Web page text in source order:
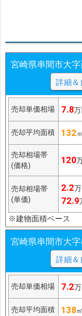
宮崎県串間市大
詳細＆
売却単価相場 7.8
売却平均面積 132
売却相場帯
(価格)
120
売却相場帯
(単価)
2.2
72.9
※建物面積ベース
宮崎県串間市大
詳細＆
売却単価相場 7.2
売却平均面積 138